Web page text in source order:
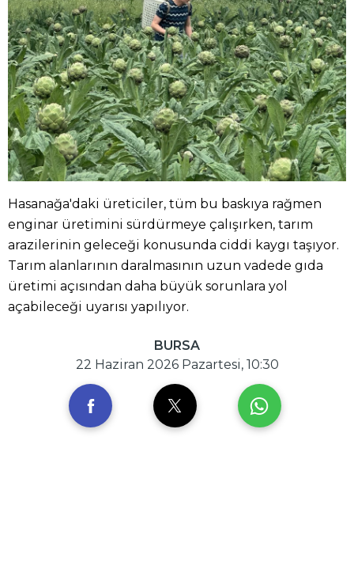
Hasanağa'daki üreticiler, tüm bu baskıya rağmen
enginar üretimini sürdürmeye çalışırken, tarım
arazilerinin geleceği konusunda ciddi kaygı taşıyor.
Tarım alanlarının daralmasının uzun vadede gıda
üretimi açısından daha büyük sorunlara yol
açabileceği uyarısı yapılıyor.
BURSA
22 Haziran 2026 Pazartesi, 10:30